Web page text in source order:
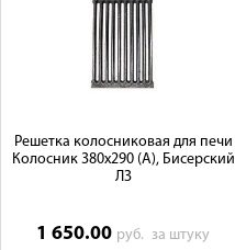
Решетка колосниковая для печи
Колосник 380х290 (А), Бисерский
ЛЗ
1 650.00 руб.за штуку